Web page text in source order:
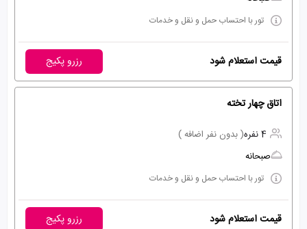
تور با احتساب حمل و نقل و خدمات
قیمت استعلام شود رزرو پکیج
اتاق چهار تخته
4 نفره
( بدون نفر اضافه )
صبحانه
تور با احتساب حمل و نقل و خدمات
قیمت استعلام شود رزرو پکیج